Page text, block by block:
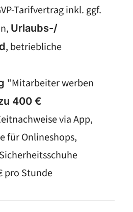
Tarifvertrag inkl. ggf.
Urlaubs-/
, betriebliche
"Mitarbeiter werben
400 €
via App,
für Onlineshops,
pro Stunde